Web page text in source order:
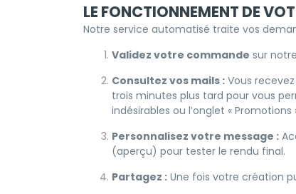
LE FONCTIONNEMENT DE
Notre service automatisé traite vos
Validez votre commande sur
Consultez vos mails : Vous
trois minutes plus tard pour vous
indésirables ou l’onglet « Promotions
Personnalisez votre message :
(aperçu) pour tester le rendu final.
Partagez : Une fois votre création